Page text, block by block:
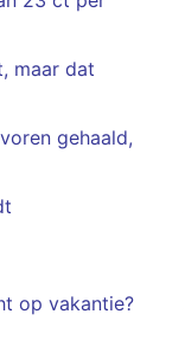
maar dat
gehaald,
op vakantie?